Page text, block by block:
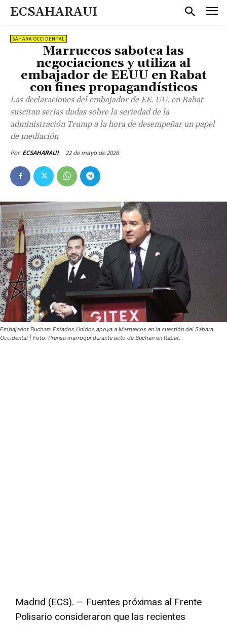
ECSAHARAUI
SÁHARA OCCIDENTAL
Marruecos sabotea las
negociaciones y utiliza al
embajador de EEUU en Rabat
con fines propagandísticos
Las declaraciones del embajador de EE. UU. en Rabat
suscitan serias dudas sobre la seriedad de la
administración Trump a la hora de desempeñar un papel
de mediación
Por ECSAHARAUI 22 de mayo de 2026
Embajador Buchan: Estados Unidos apoya a Marruecos en la cuestión del Sáhara
Occidental | Foto: Prensa marroquí durante acto de Buchan en Rabat.
Madrid (ECS). — Fuentes próximas al Frente
Polisario consideraron que las recientes